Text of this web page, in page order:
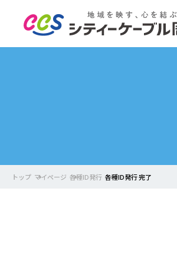
トップ マイページ 各種ID発行 各種ID発行 完了